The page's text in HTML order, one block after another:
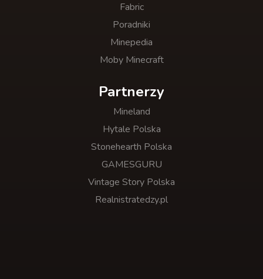
Fabric
Poradniki
Minepedia
Moby Minecraft
Partnerzy
Mineland
Hytale Polska
Stonehearth Polska
GAMESGURU
Vintage Story Polska
Realnistratedzy.pl